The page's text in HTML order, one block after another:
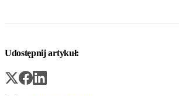
Udostępnij artykuł: